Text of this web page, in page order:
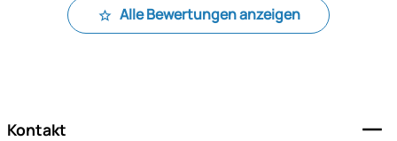
Alle Bewertungen anzeigen
Kontakt